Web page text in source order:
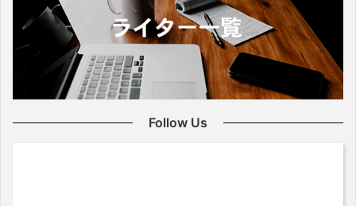
Follow Us